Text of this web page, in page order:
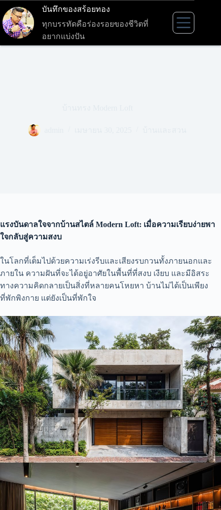
to
content
บันทึกของสร้อยทอง
ทุกบรรทัดคือร่องรอยของชีวิตที่
อยากแบ่งปัน
แรงบันดาลใจจากบ้านสไตล์ Modern Loft: เมื่อความเรียบง่ายพา
ใจกลับสู่ความสงบ
ในโลกที่เต็มไปด้วยความเร่งรีบและเสียงรบกวนทั้งภายนอกและ
ภายใน ความฝันที่จะได้อยู่อาศัยในพื้นที่ที่สงบ เงียบ และมีอิสระ
ทางความคิดกลายเป็นสิ่งที่หลายคนโหยหา บ้านไม่ได้เป็นเพียง
ที่พักพิงกาย แต่ยังเป็นที่พักใจ